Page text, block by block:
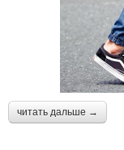
читать дальше →